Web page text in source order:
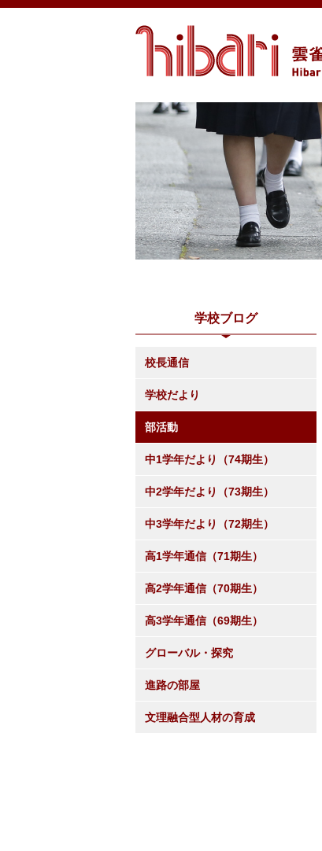
学校ブログ
校長通信
学校だより
部活動
中1学年だより（74期生）
中2学年だより（73期生）
中3学年だより（72期生）
高1学年通信（71期生）
高2学年通信（70期生）
高3学年通信（69期生）
グローバル・探究
進路の部屋
文理融合型人材の育成